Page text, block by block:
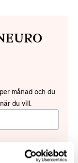
månad och du
du vill.
i enlighet